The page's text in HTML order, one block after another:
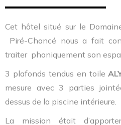
Cet hôtel situé sur le
Piré-Chancé nous a fait
traiter phoniquement son
3 plafonds tendus en toile
mesure avec 3 parties
dessus de la piscine intérieure.
La mission était